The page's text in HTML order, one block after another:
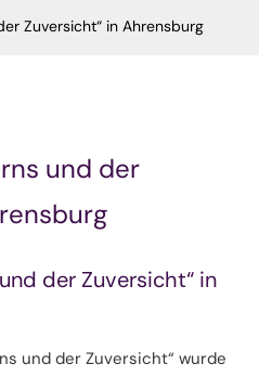
Zuversicht“ in Ahrensburg
und der
der Zuversicht“ in
und der Zuversicht“ wurde